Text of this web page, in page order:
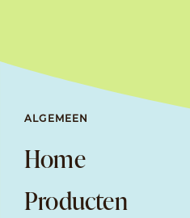
ALGEMEEN
Home
Producten